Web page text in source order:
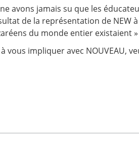
avons jamais su que les
de la représentation de NEW
du monde entier existaient
vous impliquer avec NOUVEAU,